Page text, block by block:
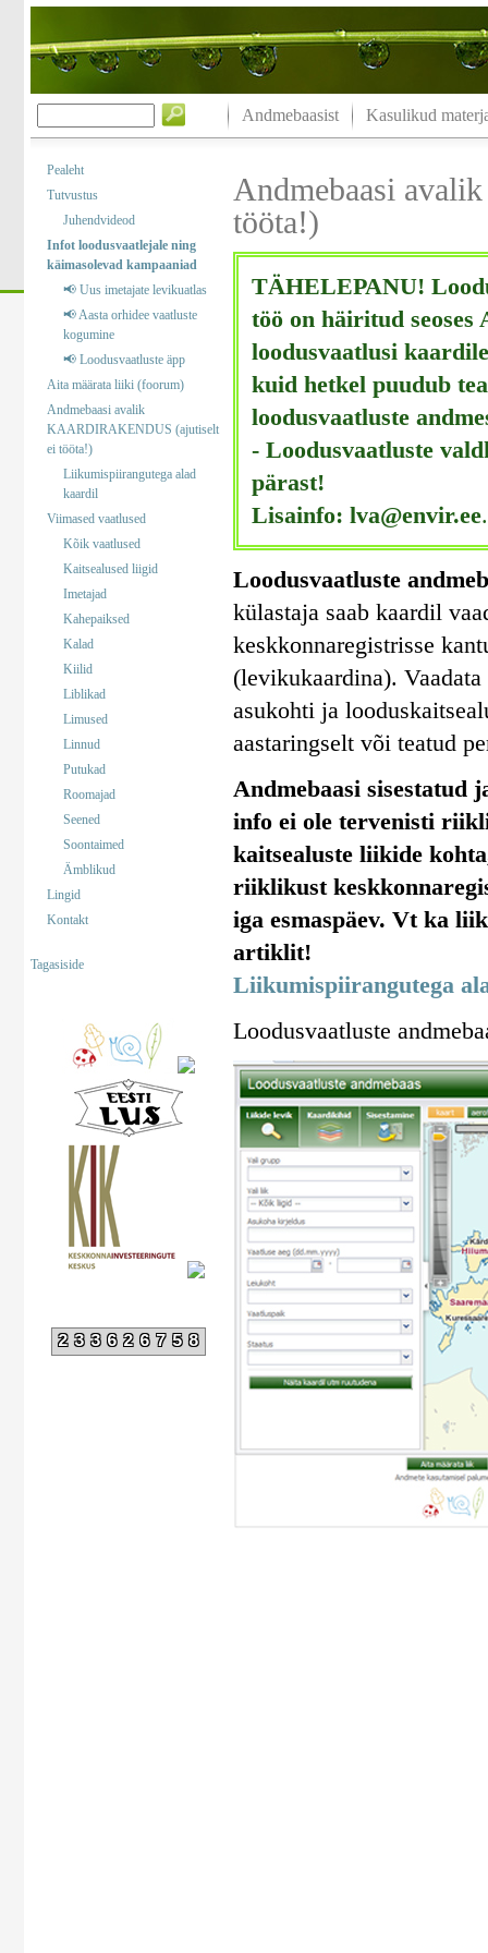
Andmebaasist Kasulikud
Pealeht
Tutvustus
Juhendvideod
Infot loodusvaatlejale ning
käimasolevad kampaaniad
📢 Uus imetajate levikuatlas
📢 Aasta orhidee vaatluste
kogumine
📢 Loodusvaatluste äpp
Aita määrata liiki (foorum)
Andmebaasi avalik
KAARDIRAKENDUS (ajutiselt
ei tööta!)
Liikumispiirangutega alad
kaardil
Viimased vaatlused
Kõik vaatlused
Kaitsealused liigid
Imetajad
Kahepaiksed
Kalad
Kiilid
Liblikad
Limused
Linnud
Putukad
Roomajad
Seened
Soontaimed
Ämblikud
Lingid
Kontakt
Tagasiside
233626758
Andmebaasi
tööta!)
TÄHELEPANU!
töö on häiritud seoses
loodusvaatlusi
kuid hetkel puudub
loodusvaatluste
- Loodusvaatluste
pärast!
Lisainfo: lva@envir.ee.
Loodusvaatluste
külastaja saab kaardil
keskkonnaregistrisse
(levikukaardina).
asukohti ja
aastaringselt või teatud
Andmebaasi sisestatud
info ei ole tervenisti
kaitsealuste liikide
riiklikust
iga esmaspäev. Vt ka
artiklit!
Liikumispiirangutega
Loodusvaatluste